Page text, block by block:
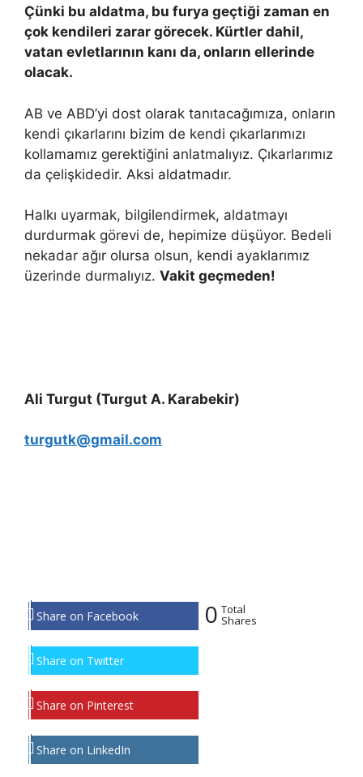
Çünki bu aldatma, bu furya geçtiği zaman en
çok kendileri zarar görecek. Kürtler dahil,
vatan evletlarının kanı da, onların ellerinde
olacak.
AB ve ABD’yi dost olarak tanıtacağımıza, onların
kendi çıkarlarını bizim de kendi çıkarlarımızı
kollamamız gerektiğini anlatmalıyız. Çıkarlarımız
da çelişkidedir. Aksi aldatmadır.
Halkı uyarmak, bilgilendirmek, aldatmayı
durdurmak görevi de, hepimize düşüyor. Bedeli
nekadar ağır olursa olsun, kendi ayaklarımız
üzerinde durmalıyız. Vakit geçmeden!
Ali Turgut (Turgut A. Karabekir)
turgutk@gmail.com
Share on Facebook
Share on Twitter
Share on Pinterest
Share on LinkedIn
0 Total
Shares